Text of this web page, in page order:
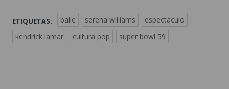
ETIQUETAS: baile serena williams
espectáculo
kendrick lamar
cultura pop super bowl 59